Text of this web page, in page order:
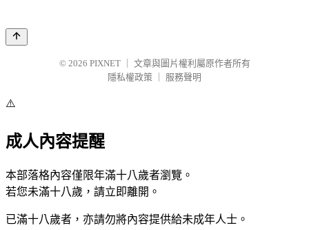
© 2026 PIXNET
文章與圖片權利屬原作者所有
隱私權政策
服務聲明
⚠️
成人內容提醒
本部落格內容僅限年滿十八歲者瀏覽。
若您未滿十八歲，請立即離開。
已滿十八歲者，亦請勿將內容提供給未成年人士。